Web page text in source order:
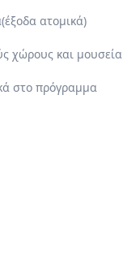
ατομικά)
χώρους και μουσεία
στο πρόγραμμα